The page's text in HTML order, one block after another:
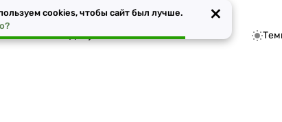
в Ростове-на-Дону
cookies, чтобы сайт был лучше.
×